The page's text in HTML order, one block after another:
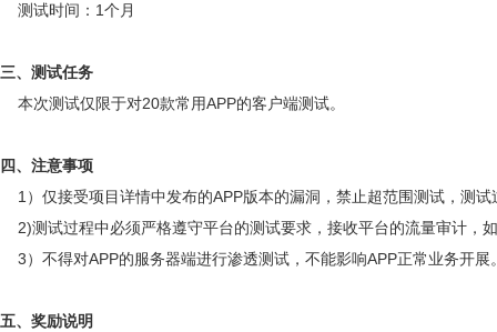
测试时间：1个月
三、测试任务
本次测试仅限于对20款常用APP的客户端测试。
四、注意事项
1）仅接受项目详情中发布的APP版本的漏洞，禁止超范围测试，测试
2)测试过程中必须严格遵守平台的测试要求，接收平台的流量审计，
3）不得对APP的服务器端进行渗透测试，不能影响APP正常业务开展
五、奖励说明